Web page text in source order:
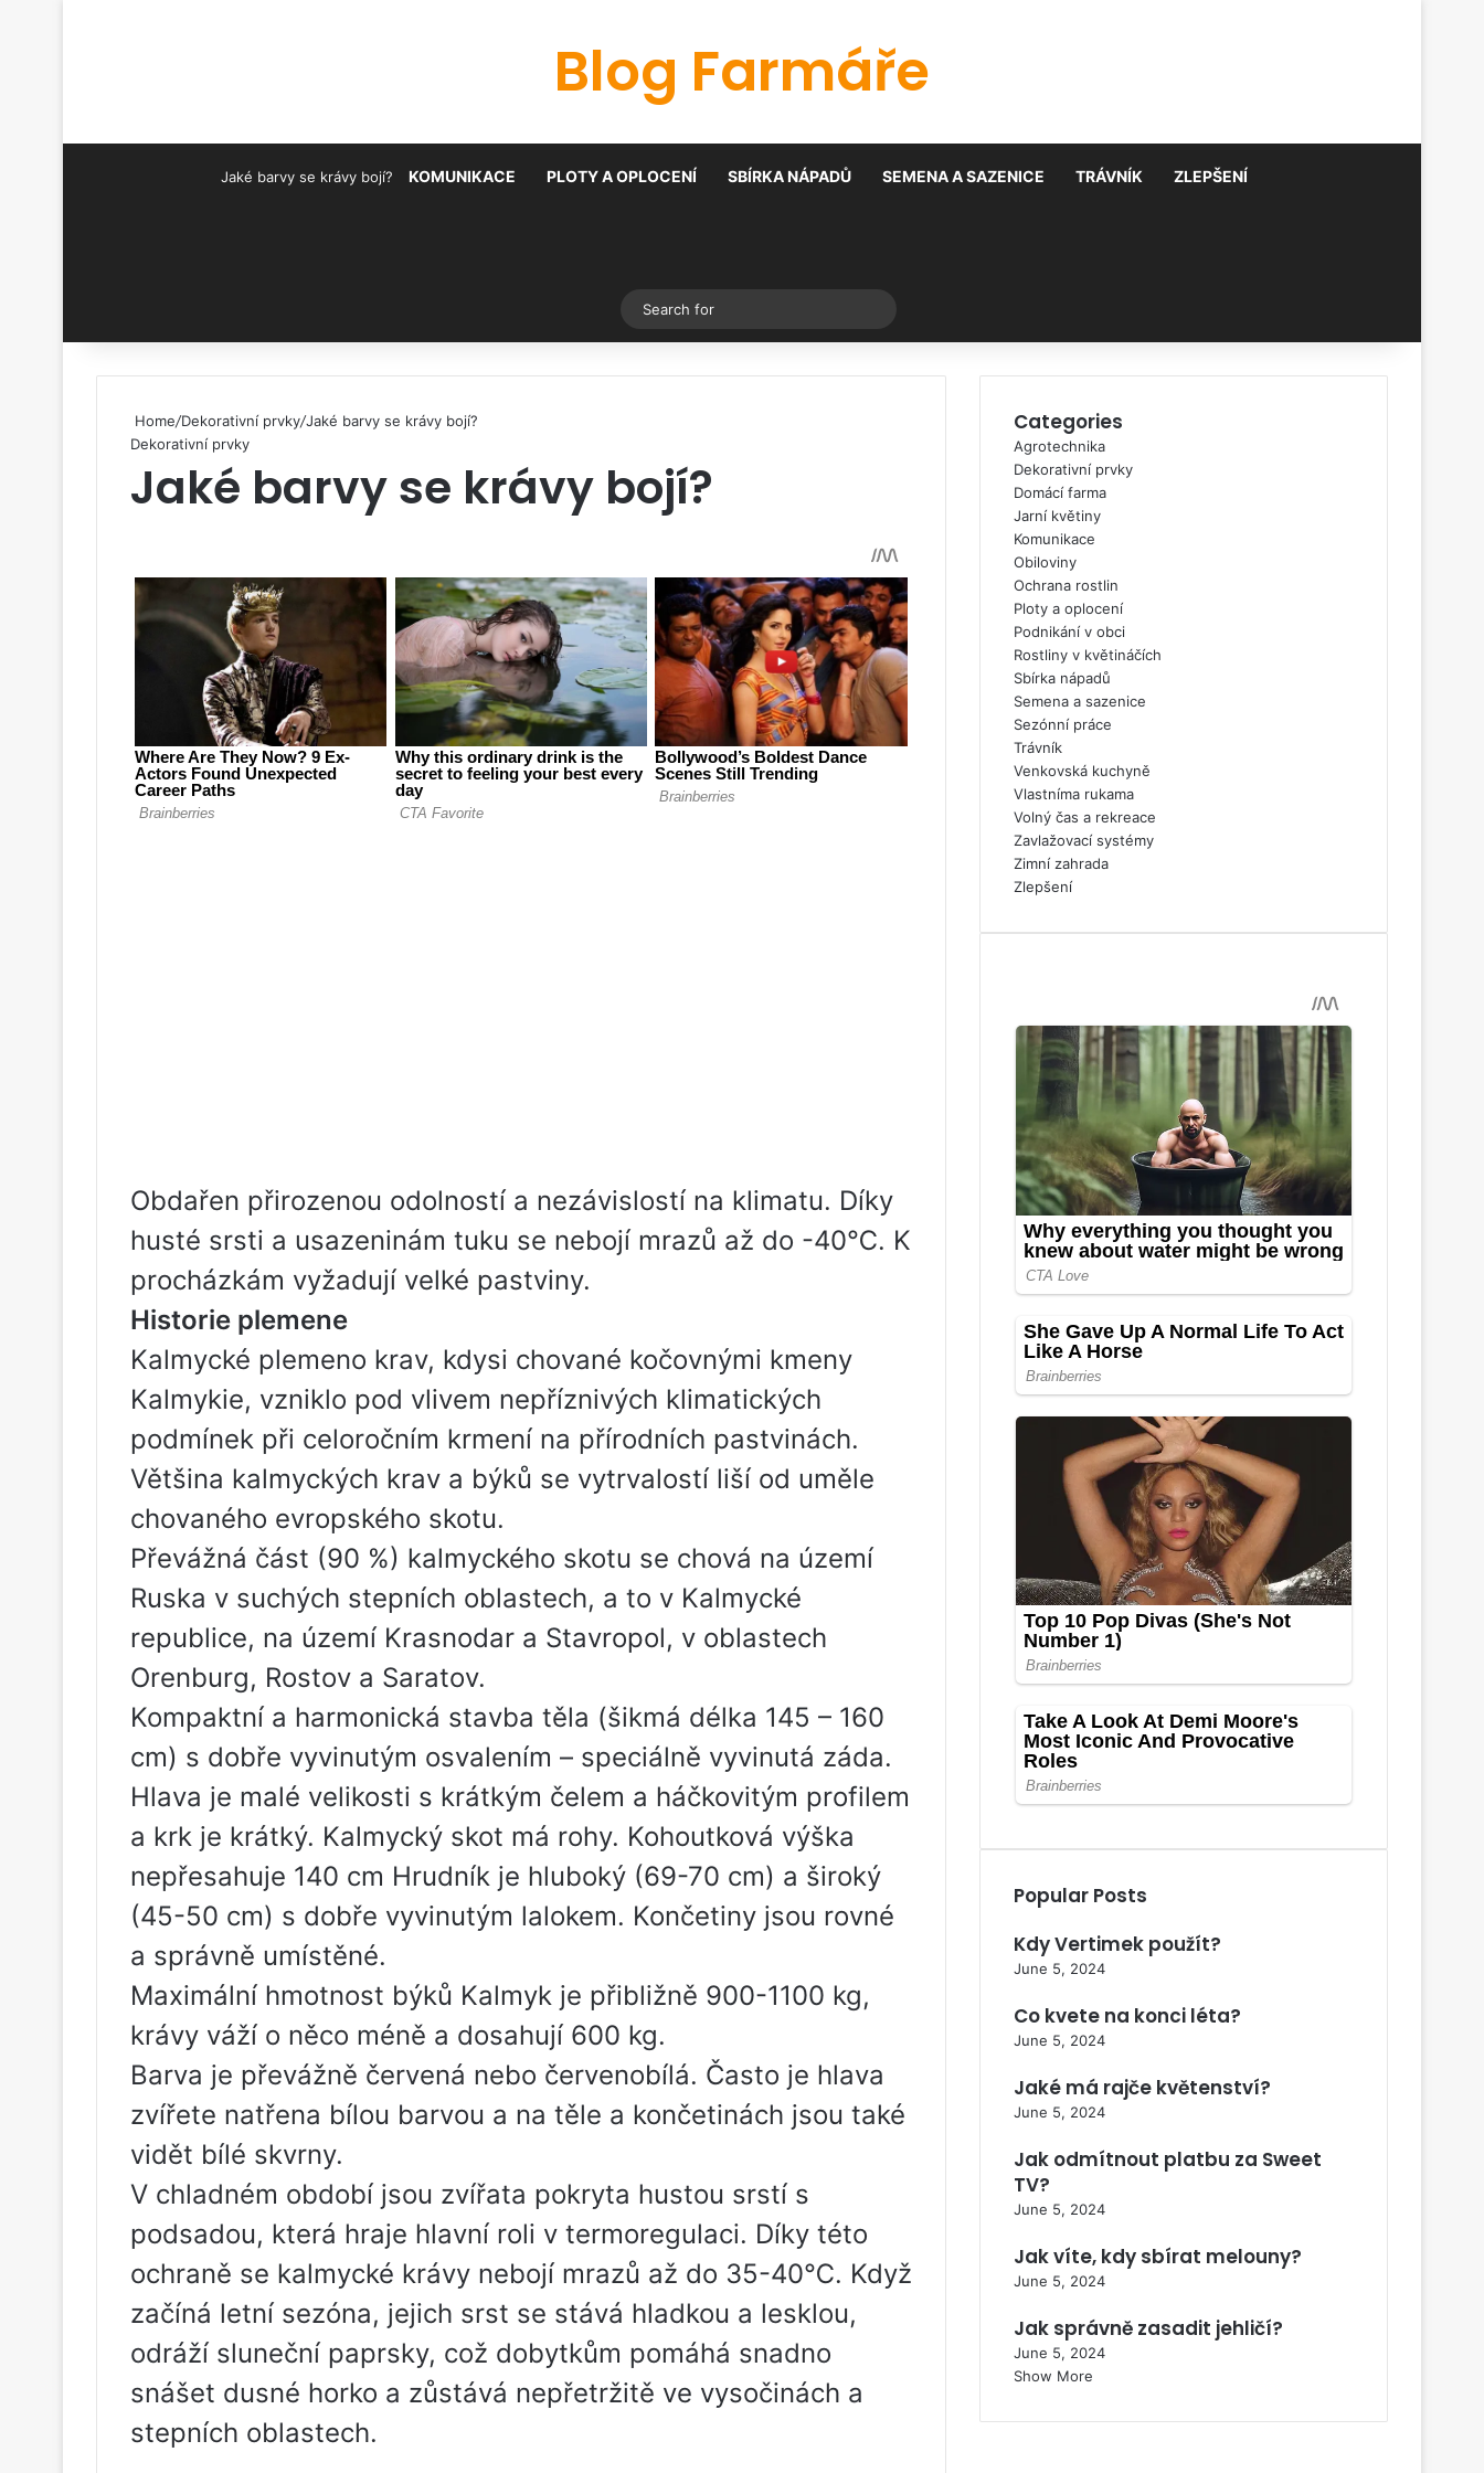
Blog Farmáře
Jaké barvy se krávy bojí? KOMUNIKACE PLOTY A OPLOCENÍ SBÍRKA NÁPADŮ SEMENA A SAZENICE TRÁVNÍK ZLEPŠENÍ
Switch skin
for
Home/Dekorativní prvky/Jaké barvy se krávy bojí?
Dekorativní prvky
Jaké barvy se krávy bojí?
Obdařen přirozenou odolností a nezávislostí na klimatu. Díky
husté srsti a usazeninám tuku se nebojí mrazů až do -40℃. K
procházkám vyžadují velké pastviny.
Historie plemene
Kalmycké plemeno krav, kdysi chované kočovnými kmeny
Kalmykie, vzniklo pod vlivem nepříznivých klimatických
podmínek při celoročním krmení na přírodních pastvinách.
Většina kalmyckých krav a býků se vytrvalostí liší od uměle
chovaného evropského skotu.
Převážná část (90 %) kalmyckého skotu se chová na území
Ruska v suchých stepních oblastech, a to v Kalmycké
republice, na území Krasnodar a Stavropol, v oblastech
Orenburg, Rostov a Saratov.
Kompaktní a harmonická stavba těla (šikmá délka 145 – 160
cm) s dobře vyvinutým osvalením – speciálně vyvinutá záda.
Hlava je malé velikosti s krátkým čelem a háčkovitým profilem
a krk je krátký. Kalmycký skot má rohy. Kohoutková výška
nepřesahuje 140 cm Hrudník je hluboký (69-70 cm) a široký
(45-50 cm) s dobře vyvinutým lalokem. Končetiny jsou rovné
a správně umístěné.
Maximální hmotnost býků Kalmyk je přibližně 900-1100 kg,
krávy váží o něco méně a dosahují 600 kg.
Barva je převážně červená nebo červenobílá. Často je hlava
zvířete natřena bílou barvou a na těle a končetinách jsou také
vidět bílé skvrny.
V chladném období jsou zvířata pokryta hustou srstí s
podsadou, která hraje hlavní roli v termoregulaci. Díky této
ochraně se kalmycké krávy nebojí mrazů až do 35-40℃. Když
začíná letní sezóna, jejich srst se stává hladkou a lesklou,
odráží sluneční paprsky, což dobytkům pomáhá snadno
snášet dusné horko a zůstává nepřetržitě ve vysočinách a
stepních oblastech.
Categories
Agrotechnika
Dekorativní prvky
Domácí farma
Jarní květiny
Komunikace
Obiloviny
Ochrana rostlin
Ploty a oplocení
Podnikání v obci
Rostliny v květináčích
Sbírka nápadů
Semena a sazenice
Sezónní práce
Trávník
Venkovská kuchyně
Vlastníma rukama
Volný čas a rekreace
Zavlažovací systémy
Zimní zahrada
Zlepšení
Popular Posts
Kdy Vertimek použít?
June 5, 2024
Co kvete na konci léta?
June 5, 2024
Jaké má rajče květenství?
June 5, 2024
Jak odmítnout platbu za Sweet
TV?
June 5, 2024
Jak víte, kdy sbírat melouny?
June 5, 2024
Jak správně zasadit jehličí?
June 5, 2024
Show More